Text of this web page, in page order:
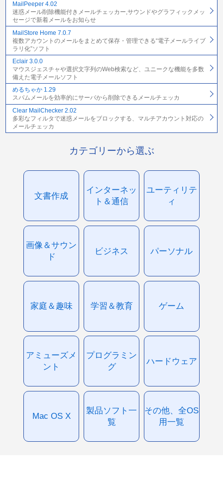
MailPeeper 4.02
迷惑メール削除機能付きメールチェッカー,サウンドやグラフィックメッ
セージで新着メールをお知らせ
MailStore Home 7.0.7
複数アカウントのメールをまとめて保存・管理できる“電子メールライブ
ラリ化”ソフト
Eclair 3.0.0
マウスジェスチャや選択文字列のWeb検索など、ユニークな機能を多数
備えた電子メールソフト
めるちゃか 1.29
スパムメールを効率的にサーバから削除できるメールチェッカ
Clear MailChecker 2.02
多彩なフィルタで迷惑メールをブロックする、マルチアカウント対応の
メールチェッカ
カテゴリーから選ぶ
文書作成
インターネッ
ト＆通信
ユーティリテ
ィ
画像＆サウン
ド
ビジネス パーソナル
家庭＆趣味 学習＆教育 ゲーム
アミューズメ
ント
プログラミン
グ
ハードウェア
Mac OS X
製品ソフト一
覧
その他、全OS
用一覧